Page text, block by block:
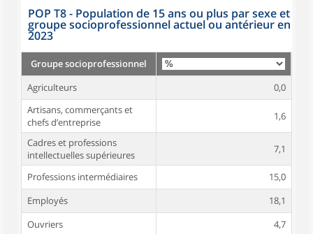
POP T8 - Population de 15 ans ou plus par sexe et
groupe socioprofessionnel actuel ou antérieur en
2023
Groupe socioprofessionnel
Agriculteurs
0,0
Artisans, commerçants et
chefs d’entreprise
1,6
Cadres et professions
intellectuelles supérieures
7,1
Professions intermédiaires
15,0
Employés
18,1
Ouvriers
4,7